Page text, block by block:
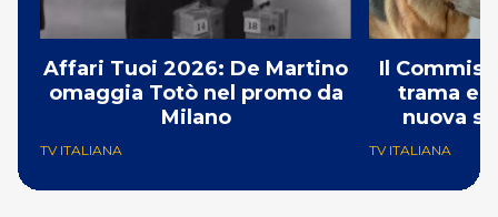
Affari Tuoi 2026: De Martino
omaggia Totò nel promo da
Milano
TV ITALIANA
Il
trama e
nuova
TV ITALIANA